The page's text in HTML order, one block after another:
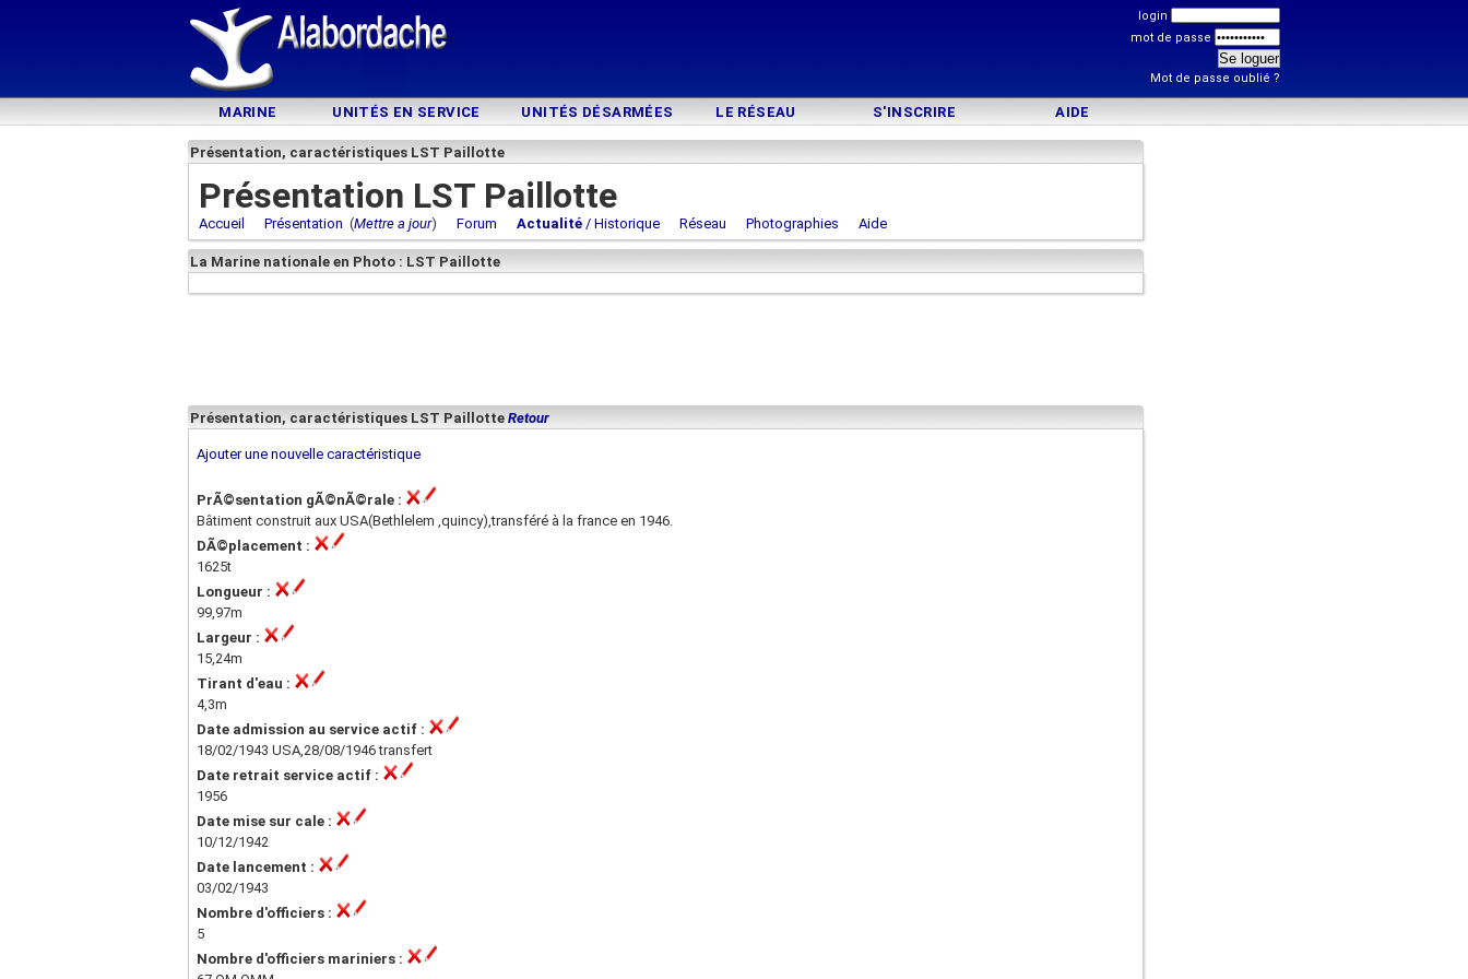
login
mot de passe
Mot de passe oublié ?
MARINE UNITÉS EN SERVICE UNITÉS DÉSARMÉES LE RÉSEAU S'INSCRIRE AIDE
Présentation, caractéristiques LST Paillotte
Présentation LST Paillotte
Accueil Présentation (Mettre a jour) Forum Actualité / Historique Réseau Photographies Aide
La Marine nationale en Photo : LST Paillotte
Présentation, caractéristiques LST Paillotte Retour
Ajouter une nouvelle caractéristique
PrÃ©sentation gÃ©nÃ©rale :
Bâtiment construit aux USA(Bethlelem ,quincy),transféré à la france en 1946.
DÃ©placement :
1625t
Longueur :
99,97m
Largeur :
15,24m
Tirant d'eau :
4,3m
Date admission au service actif :
18/02/1943 USA,28/08/1946 transfert
Date retrait service actif :
1956
Date mise sur cale :
10/12/1942
Date lancement :
03/02/1943
Nombre d'officiers :
5
Nombre d'officiers mariniers :